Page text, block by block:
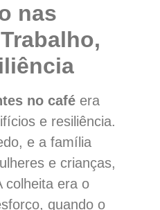
nas
no café era
e resiliência.
e a família
e crianças,
colheita era o
quando o